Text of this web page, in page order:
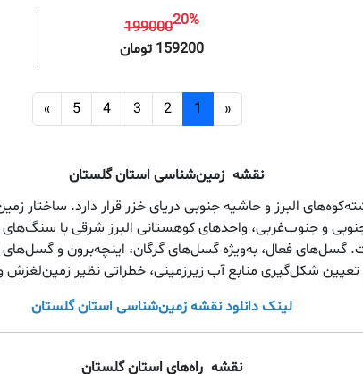
19900020%
159200 تومان
«
1
2
3
4
5
»
نقشه زمین‌شناسی استان گلستان
البرز و حاشیه جنوبی دریای خزر قرار دارد. ساختار
و جنوب‌غربی، واحدهای کوهستانی البرز شرقی با
فعال، به‌ویژه گسل‌های گرگان، اینچه‌برون و گسل‌های
تعیین شکل‌گیری منابع آب زیرزمینی، خطراتی نظیر زمین‌لغزش و
لینک دانلود نقشه زمین‌شناسی استان گلستان
نقشه راه‌های استان گلستان